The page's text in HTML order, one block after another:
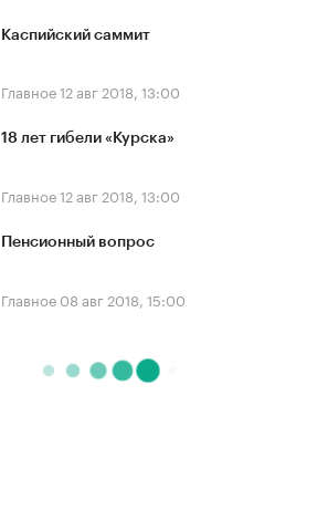
Каспийский саммит
Главное12 авг 2018, 13:00
18 лет гибели «Курска»
Главное12 авг 2018, 13:00
Пенсионный вопрос
Главное 08 авг 2018, 15:00